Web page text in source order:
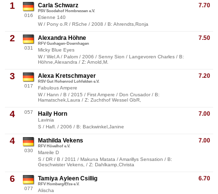
1
016
7.70
Carla Schwarz
PSV Soodehof Hombressen e.V.
Etienne 140
W / Pony o.R / RSche / 2008 / B: Ahrendts,Ronja
2
031
7.50
Alexandra Höhne
RFV Guxhagen-Doernhagen
Micky Blue Eyes
W / Wel.A / Palom / 2006 / Senny Sion / Langevoren Charles / B:
Höhne,Alexandra / Z: Arnold,M.
3
017
7.20
Alexa Kretschmayer
RSV Gut Hohenrod Lohfelden e.V.
Fabulous Ampere
W / Hann / B / 2015 / First Ampere / Don Crusador / B:
Hamatschek,Laura / Z: Zuchthof Wessel GbR,
4 057 7.00
Haily Horn
Lavinia
S / Hafl. / 2006 / B: Backwinkel,Janine
4
030
7.00
Mathilda Vekens
RFV Hövelhof e.V.
Mareile D
S / DR / B / 2011 / Makuna Matata / Amarillys Sensation / B:
Geschwister Vekens, / Z: Dahlkamp,Christa
6
077
6.70
Tamiya Ayleen Csillig
RFV Homberg/Efze e.V.
Alischa